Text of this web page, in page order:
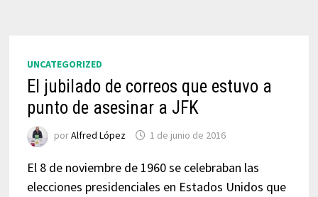
UNCATEGORIZED
El jubilado de correos que estuvo a
punto de asesinar a JFK
porAlfred López 1 de junio de 2016
El 8 de noviembre de 1960 se celebraban las
elecciones presidenciales en Estados Unidos que